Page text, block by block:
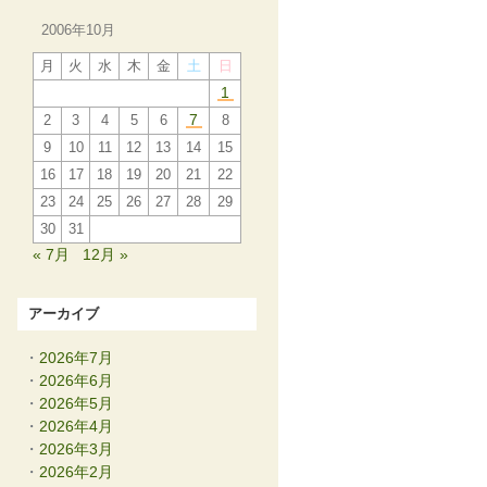
2006年10月
月 火 水 木 金 土 日
1
2 3 4 5 6 7
8
9
10 11 12 13 14
15
16
17 18 19 20 21
22
23
24 25 26 27 28
29
30
31
« 7月 12月 »
アーカイブ
2026年7月
2026年6月
2026年5月
2026年4月
2026年3月
2026年2月